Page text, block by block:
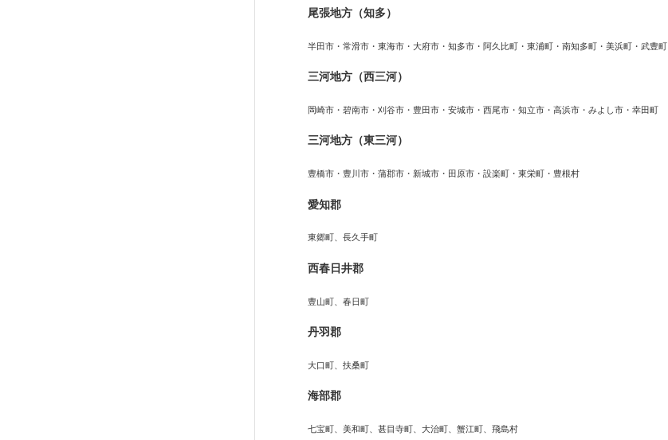
尾張地方（知多）
半田市・常滑市・東海市・大府市・知多市・阿久比町・東浦町・南知多町・美浜町・武豊町
三河地方（西三河）
岡崎市・碧南市・刈谷市・豊田市・安城市・西尾市・知立市・高浜市・みよし市・幸田町
三河地方（東三河）
豊橋市・豊川市・蒲郡市・新城市・田原市・設楽町・東栄町・豊根村
愛知郡
東郷町、長久手町
西春日井郡
豊山町、春日町
丹羽郡
大口町、扶桑町
海部郡
七宝町、美和町、甚目寺町、大治町、蟹江町、飛島村